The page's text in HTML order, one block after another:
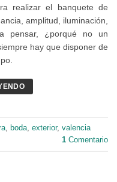
realizar el banquete de
amplitud, iluminación,
pensar, ¿porqué no un
hay que disponer de
boda exterior, valencia
1 Comentario